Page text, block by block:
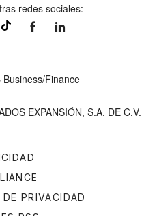
PRIVACIDAD
redes sociales:
ExpansionMex
Business/Finance
EXPANSIÓN, S.A. DE C.V.